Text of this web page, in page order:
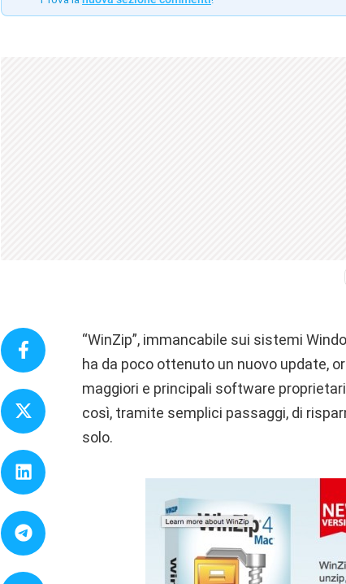
“WinZip”, immancabile sui sistemi
ha da poco ottenuto un nuovo update,
maggiori e principali software
così, tramite semplici passaggi, di
solo.